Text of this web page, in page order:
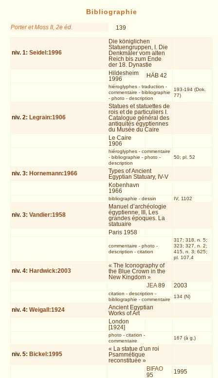
Bibliographie
Porter et Moss II, 2e éd. 139
niv. 1:Seidel:1996
Die königlichen
Statuengruppen, I. Die
Denkmäler vom alten
Reich bis zum Ende
der 18. Dynastie
Hildesheim
1996
HÄB 42
hiéroglyphes- traduction -
commentaire - bibliographie
- photo- description
193-194 (Dok.
77)
niv. 2: Legrain:1906
Statues et statuettes de
rois et de particuliers I.
Catalogue général des
antiquités égyptiennes
du Musée du Caire
Le Caire
1906
hiéroglyphes- commentaire
- bibliographie - photo-
description
50; pl. 52
niv. 3: Hornemann:1966
Types of Ancient
Egyptian Statuary, IV-V
Kobenhavn
1966
bibliographie - dessin IV, 1102
niv. 3:Vandier:1958
Manuel d’archéologie
égyptienne, III, Les
grandes époques. La
statuaire
Paris 1958
commentaire - photo-
description - citation
317; 318, n. 5;
323; 327, n. 2;
415, n. 3; 625;
pl. 107,4
niv. 4: Hardwick:2003
« The Iconography of
the Blue Crown in the
New Kingdom »
JEA89 2003
citation - description -
bibliographie - commentaire
134 (N)
niv. 4:Weigall:1924
Ancient Egyptian
Works of Art
London
[1924]
photo- citation -
commentaire
167 (à g.)
niv. 5: Bickel:1995
« La statue d’un roi
Psammétique
reconstituée »
BIFAO
95
1995